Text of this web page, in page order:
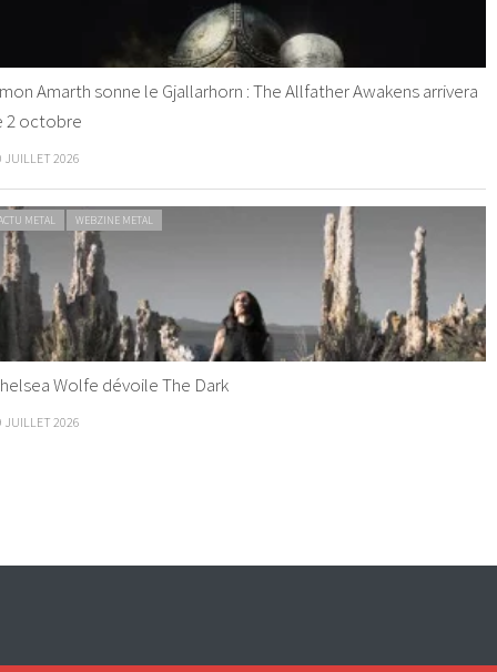
Amarth sonne le Gjallarhorn : The Allfather Awakens arrivera
2 octobre
JUILLET 2026
METAL WEBZINE METAL
Wolfe dévoile The Dark
JUILLET 2026